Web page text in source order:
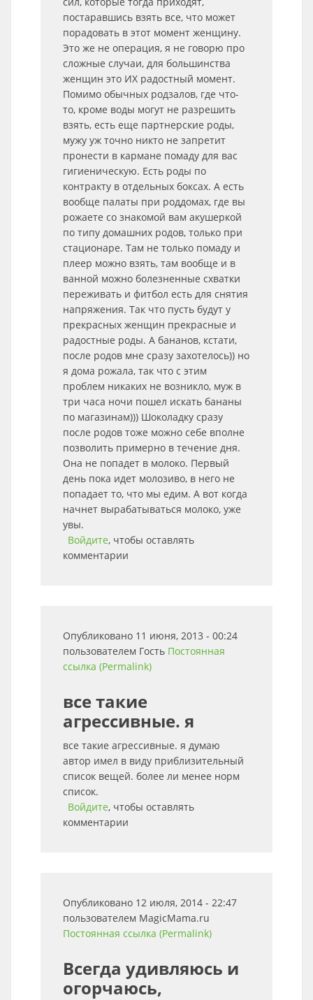
постаравшись взять все, что может
порадовать в этот момент женщину.
Это же не операция, я не говорю про
сложные случаи, для большинства
женщин это ИХ радостный момент.
Помимо обычных родзалов, где что-
то, кроме воды могут не разрешить
взять, есть еще партнерские роды,
мужу уж точно никто не запретит
пронести в кармане помаду для вас
гигиеническую. Есть роды по
контракту в отдельных боксах. А есть
вообще палаты при роддомах, где вы
рожаете со знакомой вам акушеркой
по типу домашних родов, только при
стационаре. Там не только помаду и
плеер можно взять, там вообще и в
ванной можно болезненные схватки
переживать и фитбол есть для снятия
напряжения. Так что пусть будут у
прекрасных женщин прекрасные и
радостные роды. А бананов, кстати,
после родов мне сразу захотелось)) но
я дома рожала, так что с этим
проблем никаких не возникло, муж в
три часа ночи пошел искать бананы
по магазинам))) Шоколадку сразу
после родов тоже можно себе вполне
позволить примерно в течение дня.
Она не попадет в молоко. Первый
день пока идет молозиво, в него не
попадает то, что мы едим. А вот когда
начнет вырабатываться молоко, уже
увы.
Войдите, чтобы оставлять
комментарии
Опубликовано 11 июня, 2013 - 00:24
пользователем Гость Постоянная
ссылка (Permalink)
все такие
агрессивные. я
все такие агрессивные. я думаю
автор имел в виду приблизительный
список вещей. более ли менее норм
список.
Войдите, чтобы оставлять
комментарии
Опубликовано 12 июля, 2014 - 22:47
пользователем MagicMama.ru
Постоянная ссылка (Permalink)
Всегда удивляюсь и
огорчаюсь,